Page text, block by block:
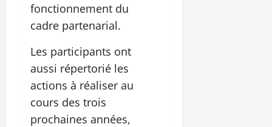
fonctionnement du
cadre partenarial.
Les participants ont
aussi répertorié les
actions à réaliser au
cours des trois
prochaines années,